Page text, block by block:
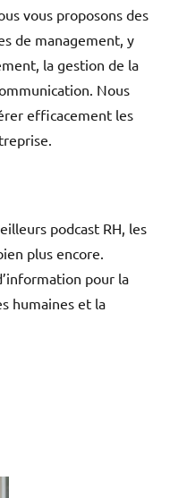
vous proposons des
de management, y
la gestion de la
Nous
efficacement les
podcast RH, les
plus encore.
pour la
humaines et la